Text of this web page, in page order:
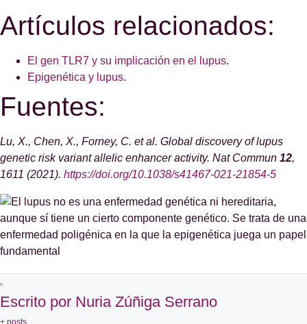
Artículos relacionados:
El gen TLR7 y su implicación en el lupus.
Epigenética y lupus.
Fuentes:
Lu, X., Chen, X., Forney, C. et al. Global discovery of lupus
genetic risk variant allelic enhancer activity. Nat Commun 12,
1611 (2021). https://doi.org/10.1038/s41467-021-21854-5
Escrito por Nuria Zúñiga Serrano
+ posts